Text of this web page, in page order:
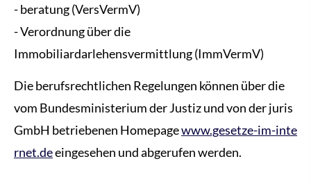
- beratung (VersVermV)
- Verordnung über die
Immobiliardarlehensvermittlung (ImmVermV)
Die berufsrechtlichen Regelungen können über die
vom Bundesministerium der Justiz und von der juris
GmbH betriebenen Homepagewww.gesetze-im-inte
rnet.deeingesehen und abgerufen werden.